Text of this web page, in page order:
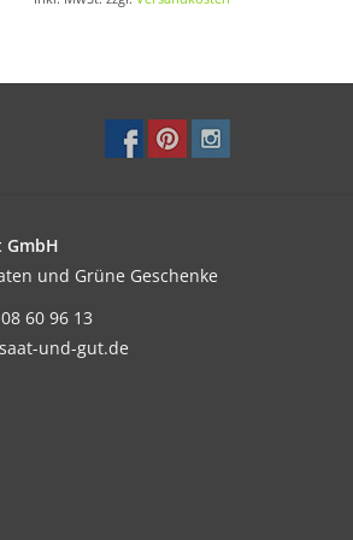
GmbH
und Grüne Geschenke
60 96 13
und-gut.de